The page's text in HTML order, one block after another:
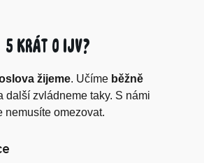
5 krát o IJV?
žijeme. Učíme běžně
další zvládneme taky. S námi
nemusíte omezovat.